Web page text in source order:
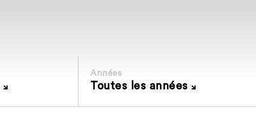
Années
Toutes les années